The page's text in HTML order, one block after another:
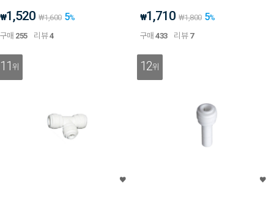
₩1,520 ₩1,600 5%
구매 255 리뷰4
₩1,710 ₩1,800 5%
구매433 리뷰 7
11위 12위